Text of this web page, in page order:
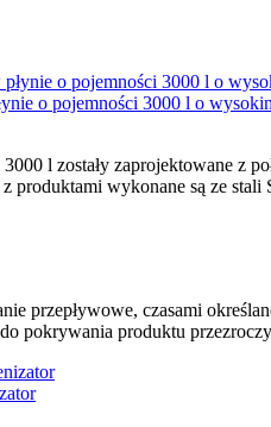
o pojemności 3000 l o
l zostały zaprojektowane z
produktami wykonane są ze
przepływowe, czasami
pokrywania produktu